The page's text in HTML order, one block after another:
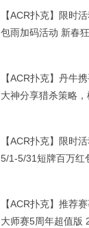
【ACR扑克】限时
包雨加码活动 新春
【ACR扑克】丹牛
大神分享猎杀策略
军狂送华为Mate 60
【ACR扑克】限时活
5/1-5/31短牌百万红
【ACR扑克】推荐
大师赛5周年超值版